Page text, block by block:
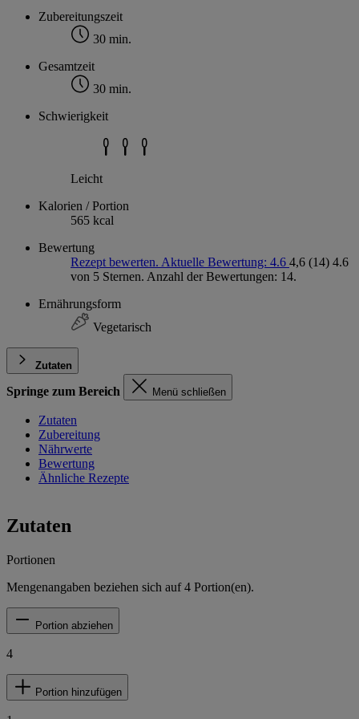
Zubereitungszeit
30 min.
Gesamtzeit
30 min.
Schwierigkeit
Leicht
Kalorien / Portion
565 kcal
Bewertung
Rezept bewerten. Aktuelle Bewertung: 4.6 4,6 (14) 4.6
von 5 Sternen. Anzahl der Bewertungen: 14.
Ernährungsform
Vegetarisch
Zutaten
Springe zum Bereich Menü schließen
Zutaten
Zubereitung
Nährwerte
Bewertung
Ähnliche Rezepte
Zutaten
Portionen
Mengenangaben beziehen sich auf4 Portion(en).
Portion abziehen
4
Portion hinzufügen